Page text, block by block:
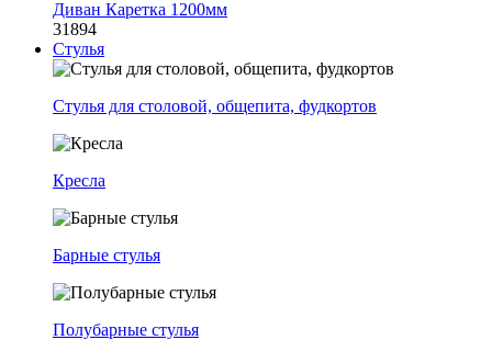
Диван Каретка 1200мм
31894
Стулья
Стулья для столовой, общепита, фудкортов
Кресла
Барные стулья
Полубарные стулья